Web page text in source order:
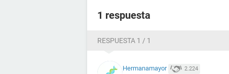
1 respuesta
RESPUESTA 1 / 1
Hermanamayor 2.224